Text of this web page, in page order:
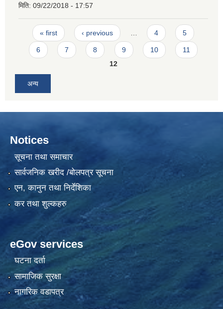
मिति: 09/22/2018 - 17:57
Pages
« first ‹ previous 4 5
6 7 8 9 10
11
12
अन्य
Notices
सूचना तथा समाचार
सार्वजनिक खरीद /बोलपत्र सूचना
एन, कानुन तथा निर्देशिका
कर तथा शुल्कहरु
eGov services
घटना दर्ता
सामाजिक सुरक्षा
नागरिक वडापत्र